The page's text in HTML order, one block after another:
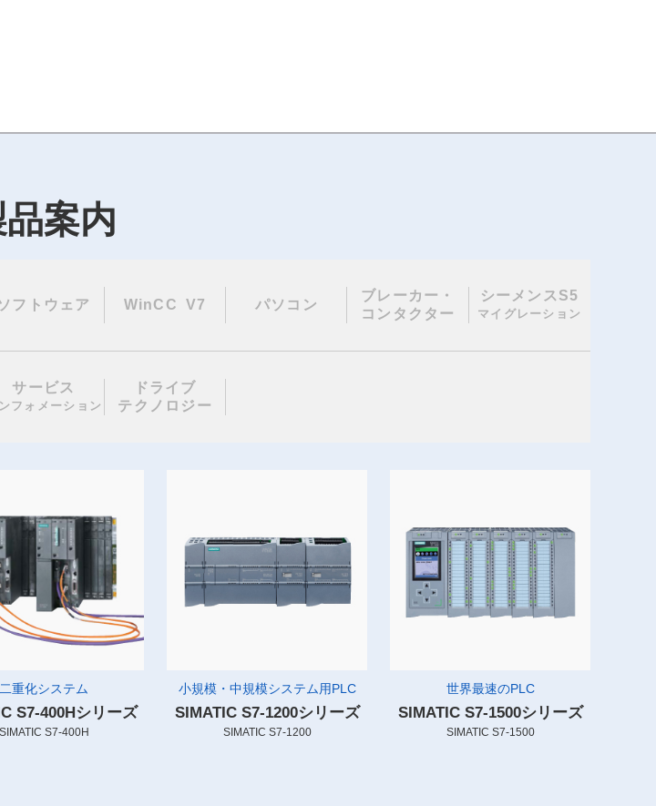
案内
フトウェア WinCC V7 パソコン
ブレーカー・
コンタクター
シーメンスS5
マイグレーション
サービス
フォメーション
ドライブ
テクノロジー
二重化システム
S7-400Hシリーズ
SIMATIC S7-400H
小規模・中規模システム用PLC
SIMATIC S7-1200シリーズ
SIMATIC S7-1200
世界最速のPLC
SIMATIC S7-1500シリーズ
SIMATIC S7-1500